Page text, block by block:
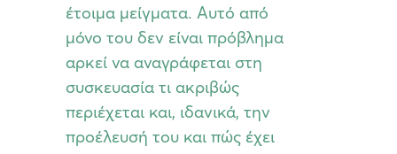
έτοιμα μείγματα. Αυτό από
μόνο του δεν είναι πρόβλημα
αρκεί να αναγράφεται στη
συσκευασία τι ακριβώς
περιέχεται και, ιδανικά, την
προέλευσή του και πώς έχει